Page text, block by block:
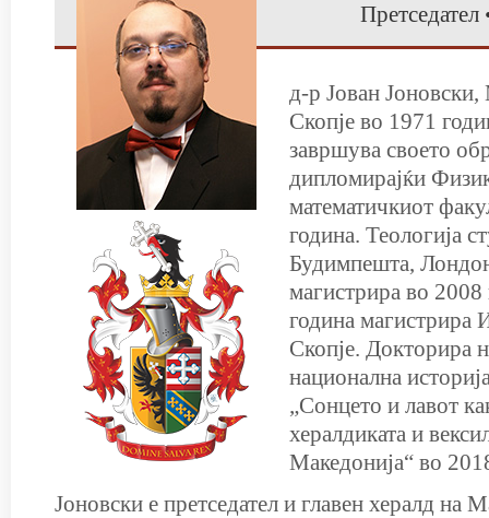
Претседател
д-р Јован
Скопје во 1971
завршува своето
дипломирајќи
математичкиот
година. Теологија
Будимпешта,
магистрира во
година магистрира
Скопје. Докторира
национална
„Сонцето и лавот
хералдиката и
Македонија“ во
Јоновски е претседател и главен хералд на